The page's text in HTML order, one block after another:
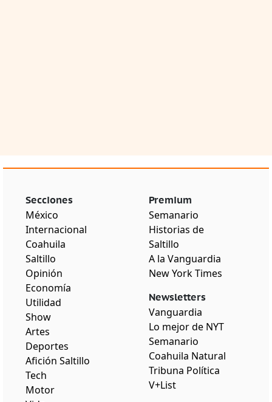
Secciones
México
Internacional
Coahuila
Saltillo
Opinión
Economía
Utilidad
Show
Artes
Deportes
Afición Saltillo
Tech
Motor
Premium
Semanario
Historias de
Saltillo
A la Vanguardia
New York Times
Newsletters
Vanguardia
Lo mejor de NYT
Semanario
Coahuila Natural
Tribuna Política
V+List